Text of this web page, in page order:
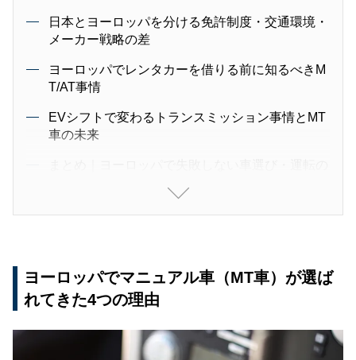
日本とヨーロッパを分ける免許制度・交通環境・
メーカー戦略の差
ヨーロッパでレンタカーを借りる前に知るべきM
T/AT事情
EVシフトで変わるトランスミッション事情とMT
車の未来
ヨーロッパでマニュアル車（MT車）が選ば
れてきた4つの理由